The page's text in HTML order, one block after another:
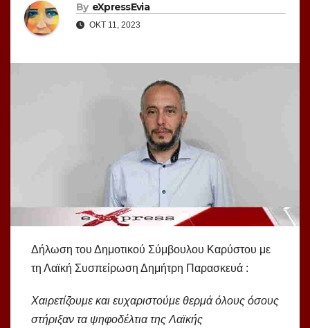
By eXpressEvia
ΟΚΤ 11, 2023
Δήλωση του Δημοτικού Σύμβουλου Καρύστου με
τη Λαϊκή Συσπείρωση Δημήτρη Παρασκευά :
Χαιρετίζουμε και ευχαριστούμε θερμά όλους όσους
στήριξαν τα ψηφοδέλτια της Λαϊκής